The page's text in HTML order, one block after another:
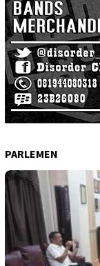
PARLEMEN